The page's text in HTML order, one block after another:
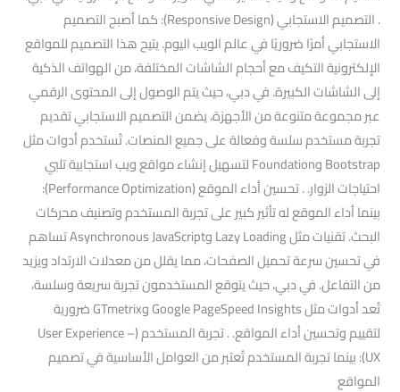
. التصميم الاستجابي (Responsive Design): كما أصبح التصميم
الاستجابي أمرًا ضروريًا في عالم الويب اليوم. يتيح هذا التصميم للمواقع
الإلكترونية التكيف مع أحجام الشاشات المختلفة، من الهواتف الذكية
إلى الشاشات الكبيرة. في دبي، حيث يتم الوصول إلى المحتوى الرقمي
عبر مجموعة متنوعة من الأجهزة، يضمن التصميم الاستجابي تقديم
تجربة مستخدم سلسة وفعالة على جميع المنصات. تُستخدم أدوات مثل
Bootstrap وFoundation لتسهيل إنشاء مواقع ويب استجابية تلبي
احتياجات الزوار. . تحسين أداء الموقع (Performance Optimization):
بينما أداء الموقع له تأثير كبير على تجربة المستخدم وتصنيف محركات
البحث. تقنيات مثل Lazy Loading وAsynchronous JavaScript تساهم
في تحسين سرعة تحميل الصفحات، مما يقلل من معدلات الارتداد ويزيد
من التفاعل. في دبي، حيث يتوقع المستخدمون تجربة سريعة وسلسة،
تُعد أدوات مثل Google PageSpeed Insights وGTmetrix ضرورية
لتقييم وتحسين أداء المواقع. . تجربة المستخدم (User Experience –
UX): بينما تجربة المستخدم تُعتبر من العوامل الأساسية في تصميم
المواقع